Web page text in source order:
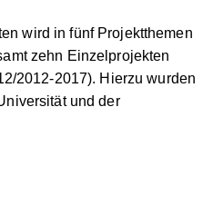
wird in fünf Projektthemen
zehn Einzelprojekten
2012-2017). Hierzu wurden
und der